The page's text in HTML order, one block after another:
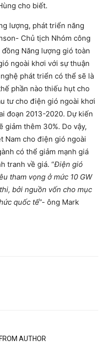
cho biết.
lượng, phát triển năng
Chủ tịch Nhóm công
Năng lượng gió toàn
ngoài khơi với sự thuận
phát triển có thể sẽ là
phần nào thiếu hụt cho
tư cho điện gió ngoài khơi
đoạn 2013-2020. Dự kiến
giảm thêm 30%. Do vậy,
Nam cho điện gió ngoài
có thể giảm mạnh giá
tranh về giá. “Điện gió
tham vọng ở mức 10 GW
bởi nguồn vốn cho mục
quốc tế”- ông Mark
AUTHOR